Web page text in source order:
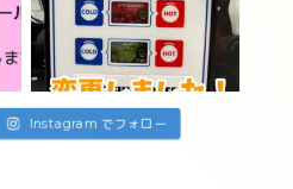
Instagram でフォロー